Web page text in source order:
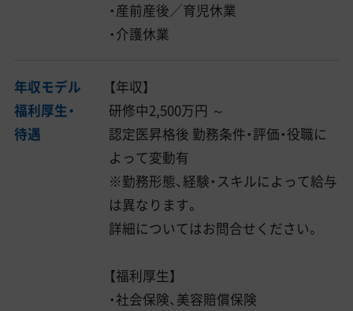
・産前産後／育児休業
・介護休業
年収モデル
福利厚生・
待遇
【年収】
研修中2,500万円 ～
認定医昇格後 勤務条件・評価・役職に
よって変動有
※勤務形態、経験・スキルによって給与
は異なります。
詳細についてはお問合せください。
【福利厚生】
・社会保険、美容賠償保険